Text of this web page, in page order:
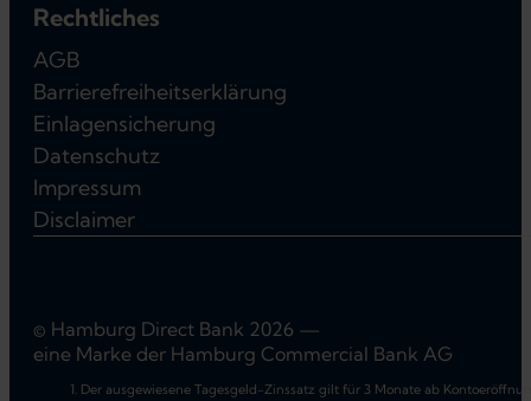
Rechtliches
AGB
Barrierefreiheitserklärung
Einlagensicherung
Datenschutz
Impressum
Disclaimer
© Hamburg Direct Bank 2026 —
eine Marke der Hamburg Commercial Bank AG
Der ausgewiesene Tagesgeld-Zinssatz gilt für 3 Monate ab